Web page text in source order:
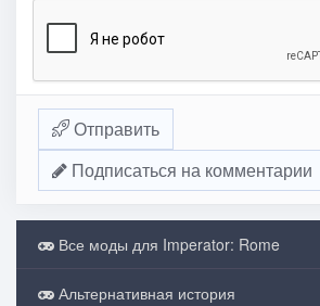
Отправить
Подписаться на комментарии
Все моды для Imperator: Rome
Альтернативная история